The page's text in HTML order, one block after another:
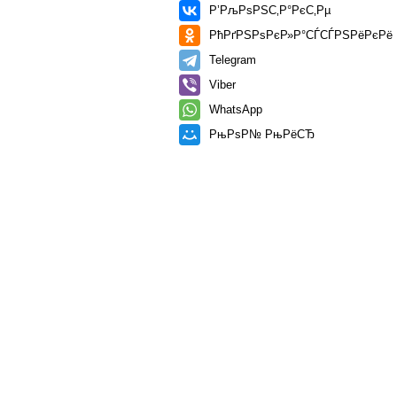
Р’РљРѕРЅС‚Р°РєС‚Рµ
РћРґРЅРѕРєР»Р°СЃСЃРЅРёРєРё
Telegram
Viber
WhatsApp
РњРѕР№ РњРёСЂ